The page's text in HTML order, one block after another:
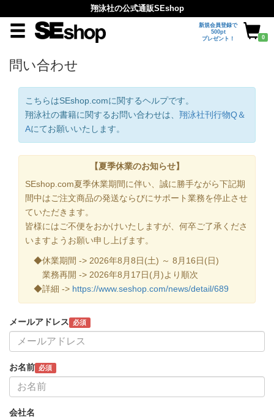
翔泳社の公式通販SEshop
新規会員登録で
500pt
プレゼント！
0
問い合わせ
こちらはSEshop.comに関するヘルプです。
翔泳社の書籍に関するお問い合わせは、 翔泳社刊行物Q＆
Aにてお願いいたします。
【夏季休業のお知らせ】
SEshop.com夏季休業期間に伴い、誠に勝手ながら下記期
間中はご注文商品の発送ならびにサポート業務を停止させ
ていただきます。
皆様にはご不便をおかけいたしますが、何卒ご了承くださ
いますようお願い申し上げます。
◆休業期間 -> 2026年8月8日(土) ～ 8月16日(日)
業務再開 -> 2026年8月17日(月)より順次
◆詳細 -> https://www.seshop.com/news/detail/689
メールアドレス 必須
お名前 必須
会社名